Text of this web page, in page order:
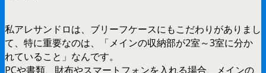
私アレサンドロは、ブリーフケースにもこだわりがありまし
て、特に重要なのは、「メインの収納部が2室～3室に分か
れていること」なんです。
PCや書類、財布やスマートフォンを入れる場合、メインの